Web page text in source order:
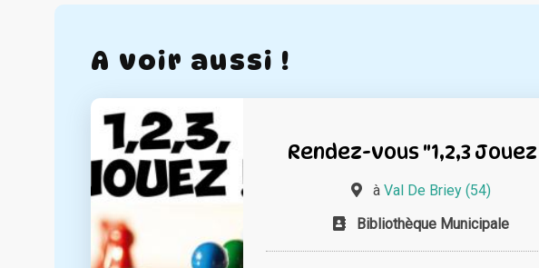
A voir aussi !
Rendez-vous "1,2,3 Jouez
àVal De Briey (54)
Bibliothèque Municipale